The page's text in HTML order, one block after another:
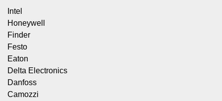
Intel
Honeywell
Finder
Festo
Eaton
Delta Electronics
Danfoss
Camozzi